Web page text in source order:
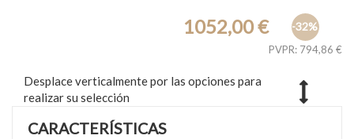
-32%
PVPR: 794,86 €
1052,00 €
Desplace verticalmente por las opciones para
realizar su selección
CARACTERÍSTICAS